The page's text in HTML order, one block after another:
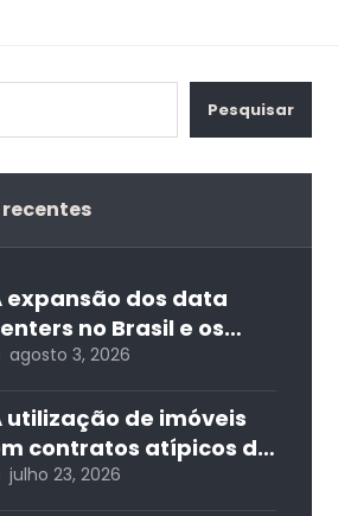
Pesquisar
expansão dos data
no Brasil e os
da regulação
entre o
a segurança
e a
agosto 3, 2026
utilização de imóveis
contratos atípicos de
estadia e a
residencial
julho 23, 2026